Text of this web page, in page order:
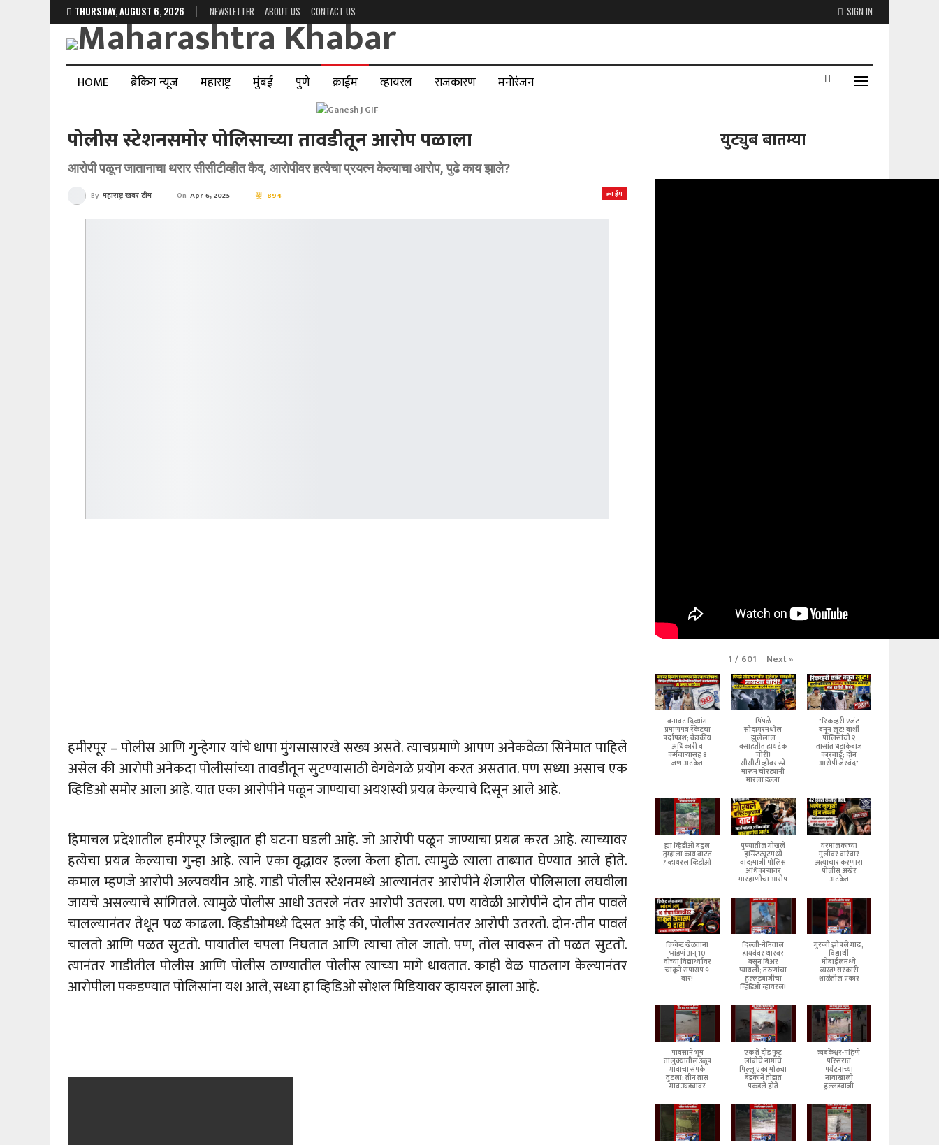
SIGN IN
THURSDAY, AUGUST 6, 2026 NEWSLETTER ABOUT US CONTACT US
HOME ब्रेकिंग न्यूज महाराष्ट्र मुंबई पुणे क्राईम व्हायरल राजकारण मनोरंजन
पोलीस स्टेशनसमोर पोलिसाच्या तावडीतून आरोप पळाला
आरोपी पळून जातानाचा थरार सीसीटीव्हीत कैद, आरोपीवर हत्येचा प्रयत्न केल्याचा आरोप, पुढे काय झाले?
क्राईम
By महाराष्ट्र खबर टीम On Apr 6, 2025 894
हमीरपूर – पोलीस आणि गुन्हेगार यांचे धापा मुंगसासारखे सख्य असते. त्याचप्रमाणे आपण अनेकवेळा सिनेमात पाहिले
असेल की आरोपी अनेकदा पोलीसांच्या तावडीतून सुटण्यासाठी वेगवेगळे प्रयोग करत असतात. पण सध्या असाच एक
व्हिडिओ समोर आला आहे. यात एका आरोपीने पळून जाण्याचा अयशस्वी प्रयत्न केल्याचे दिसून आले आहे.
हिमाचल प्रदेशातील हमीरपूर जिल्ह्यात ही घटना घडली आहे. जो आरोपी पळून जाण्याचा प्रयत्न करत आहे. त्याच्यावर
हत्येचा प्रयत्न केल्याचा गुन्हा आहे. त्याने एका वृद्धावर हल्ला केला होता. त्यामुळे त्याला ताब्यात घेण्यात आले होते.
कमाल म्हणजे आरोपी अल्पवयीन आहे. गाडी पोलीस स्टेशनमध्ये आल्यानंतर आरोपीने शेजारील पोलिसाला लघवीला
जायचे असल्याचे सांगितले. त्यामुळे पोलीस आधी उतरले नंतर आरोपी उतरला. पण यावेळी आरोपीने दोन तीन पावले
चालल्यानंतर तेथून पळ काढला. व्हिडीओमध्ये दिसत आहे की, पोलीस उतरल्यानंतर आरोपी उतरतो. दोन-तीन पावलं
चालतो आणि पळत सुटतो. पायातील चपला निघतात आणि त्याचा तोल जातो. पण, तोल सावरून तो पळत सुटतो.
त्यानंतर गाडीतील पोलीस आणि पोलीस ठाण्यातील पोलीस त्याच्या मागे धावतात. काही वेळ पाठलाग केल्यानंतर
आरोपीला पकडण्यात पोलिसांना यश आले, सध्या हा व्हिडिओ सोशल मिडियावर व्हायरल झाला आहे.
युट्युब बातम्या
1 / 601 Next»
बनावट दिव्यांग
प्रमाणपत्र रॅकेटचा
पर्दाफाश; वैद्यकीय
अधिकारी व
कर्मचाऱ्यांसह 8
जण अटकेत
पिंपळे
सौदागरमधील
झुलेलाल
वसाहतीत हायटेक
चोरी!
सीसीटीव्हीवर स्प्रे
मारून चोरट्यांनी
मारला डल्ला
"रिकव्हरी एजंट
बनून लूट! बार्शी
पोलिसांची २
तासांत धडाकेबाज
कारवाई; दोन
आरोपी जेरबंद"
ह्या व्हिडीओ बद्दल
तुम्हाला काय वाटत
? व्हायरल व्हिडीओ
पुण्यातील गोखले
इन्स्टिट्यूटमध्ये
वाद;माजी पोलिस
अधिकाऱ्यांवर
मारहाणीचा आरोप
घरमालकाच्या
मुलीवर वारंवार
अत्याचार करणारा
पोलीस अखेर
अटकेत
क्रिकेट खेळताना
भांडणं अन् 10
वीच्या विद्यार्थ्यावर
चाकूने सपासप 9
वार!
दिल्ली-नैनिताल
हायवेवर थारवर
बसून बिअर
प्यायली; तरुणांचा
हुल्लडबाजीचा
व्हिडिओ व्हायरल!
गुरुजी झोपले गाढ,
विद्यार्थी
मोबाईलमध्ये
व्यस्त! सरकारी
शाळेतील प्रकार
पावसाने भूम
तालुक्यातील उळूप
गावाचा संपर्क
तुटला; तीन तास
गाव उघड्यावर
एक ते दीड फूट
लांबीचे नागाचे
पिल्लू एका मोठ्या
बेडकाने तोंडात
पकडले होते
त्र्यंबकेश्वर-पहिणे
परिसरात
पर्यटनाच्या
नावाखाली
हुल्लडबाजी